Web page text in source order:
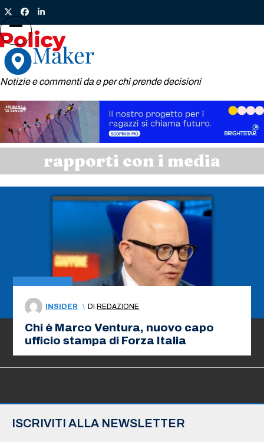
Skip
to
content
TwitterFacebook
LinkedIn
Notizie e commenti da e per chi prende decisioni
Open
mobile
menu
Close
mobile
menu
rapporti con i media
INSIDER \ DI REDAZIONE
Chi è Marco Ventura, nuovo capo
ufficio stampa di Forza Italia
ISCRIVITI ALLA NEWSLETTER